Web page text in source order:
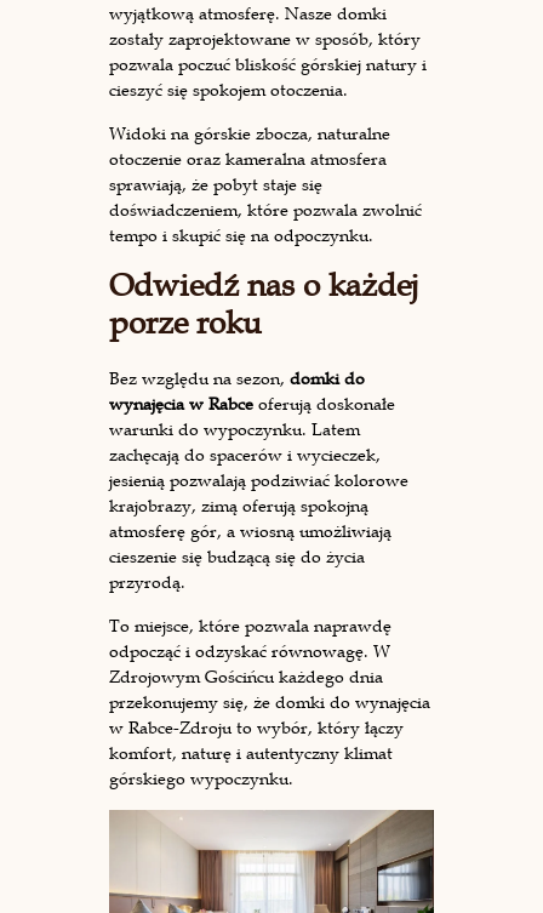
wyjątkową atmosferę. Nasze domki
zostały zaprojektowane w sposób, który
pozwala poczuć bliskość górskiej natury i
cieszyć się spokojem otoczenia.
Widoki na górskie zbocza, naturalne
otoczenie oraz kameralna atmosfera
sprawiają, że pobyt staje się
doświadczeniem, które pozwala zwolnić
tempo i skupić się na odpoczynku.
Odwiedź nas o każdej
porze roku
Bez względu na sezon, domki do
wynajęcia w Rabce oferują doskonałe
warunki do wypoczynku. Latem
zachęcają do spacerów i wycieczek,
jesienią pozwalają podziwiać kolorowe
krajobrazy, zimą oferują spokojną
atmosferę gór, a wiosną umożliwiają
cieszenie się budzącą się do życia
przyrodą.
To miejsce, które pozwala naprawdę
odpocząć i odzyskać równowagę. W
Zdrojowym Gościńcu każdego dnia
przekonujemy się, że domki do wynajęcia
w Rabce-Zdroju to wybór, który łączy
komfort, naturę i autentyczny klimat
górskiego wypoczynku.